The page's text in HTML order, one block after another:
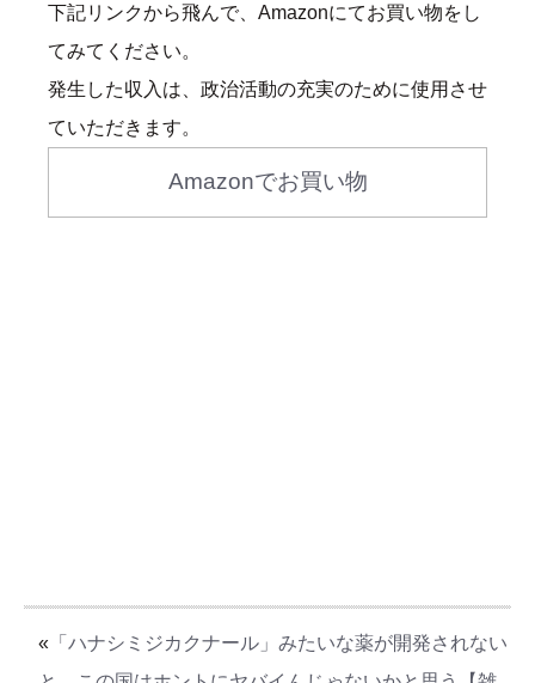
下記リンクから飛んで、Amazonにてお買い物をし
てみてください。
発生した収入は、政治活動の充実のために使用させ
ていただきます。
Amazonでお買い物
« 「ハナシミジカクナール」みたいな薬が開発されない